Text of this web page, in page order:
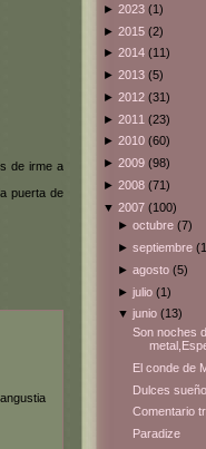
de irme a
puerta de
► 2023 (1)
► 2015 (2)
► 2014 (11)
► 2013 (5)
► 2012 (31)
► 2011 (23)
► 2010 (60)
► 2009 (98)
► 2008 (71)
▼ 2007 (100)
►octubre(7)
►septiembre
►agosto(5)
►julio(1)
▼junio(13)
Son noches
El conde de
Dulces
Comentario
Paradize